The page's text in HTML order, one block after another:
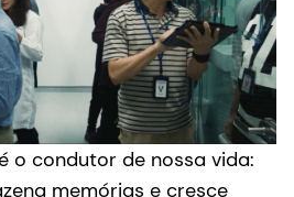
o condutor de nossa vida:
memórias e cresce